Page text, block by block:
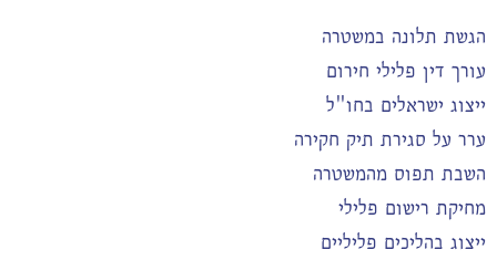
הגשת תלונה במשטרה
עורך דין פלילי חירום
ייצוג ישראלים בחו"ל
ערר על סגירת תיק חקירה
השבת תפוס מהמשטרה
מחיקת רישום פלילי
ייצוג בהליכים פליליים